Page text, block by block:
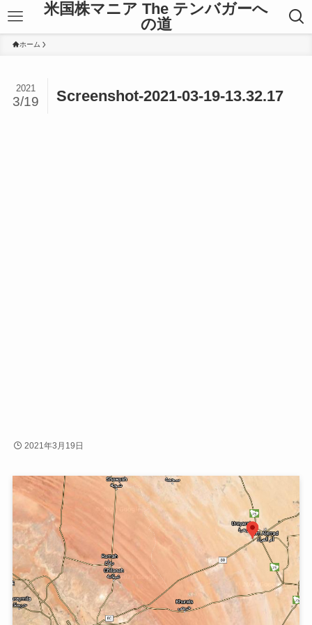
米国株マニア The テンバガーへ
の道
ホーム
Screenshot-2021-03-19-13.32.17
2021
3/19
2021年3月19日